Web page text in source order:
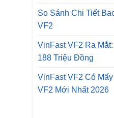
So Sánh Chi Tiết
VF2
VinFast VF2 Ra
188 Triệu Đồng
VinFast VF2 Có
VF2 Mới Nhất 2026